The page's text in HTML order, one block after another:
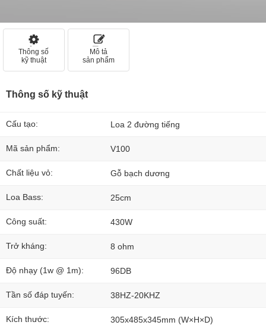
Thông số
kỹ thuật
Mô tả
sản phẩm
Thông số kỹ thuật
Cấu tạo: Loa 2 đường tiếng
Mã sản phẩm: V100
Chất liệu vỏ: Gỗ bạch dương
Loa Bass: 25cm
Công suất: 430W
Trở kháng: 8 ohm
Độ nhạy (1w @ 1m): 96DB
Tần số đáp tuyến: 38HZ-20KHZ
Kích thước: 305x485x345mm (W×H×D)